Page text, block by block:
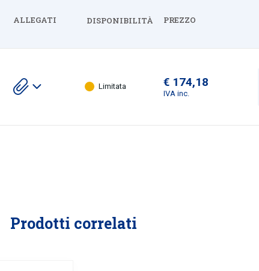
ALLEGATI Espandi
DISPONIBILITÀ PREZZO
gli
Limitata € 174,18
IVA inc.
Prodotti correlati